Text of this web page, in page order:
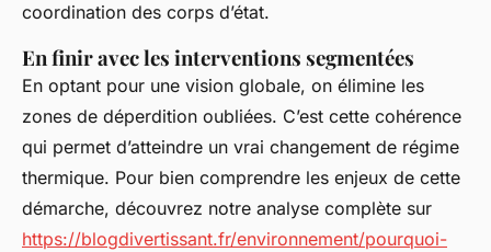
coordination des corps d’état.
En finir avec les interventions segmentées
En optant pour une vision globale, on élimine les
zones de déperdition oubliées. C’est cette cohérence
qui permet d’atteindre un vrai changement de régime
thermique. Pour bien comprendre les enjeux de cette
démarche, découvrez notre analyse complète sur
https://blogdivertissant.fr/environnement/pourquoi-